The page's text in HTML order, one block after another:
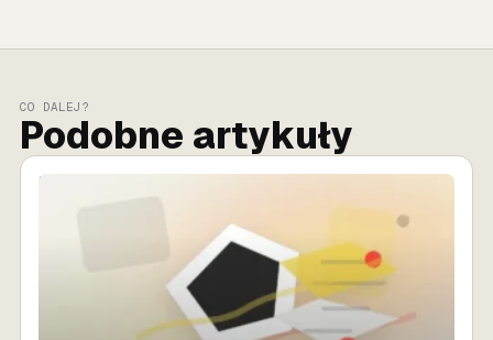
CO DALEJ?
Podobne artykuły
SPRZEDAŻ AI